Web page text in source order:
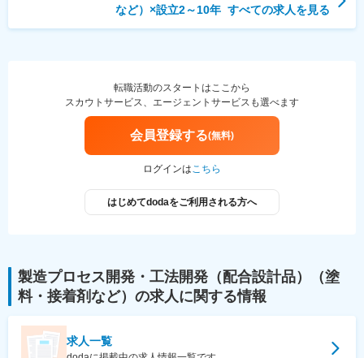
など） ×設立2～10年 すべての求人を見る
転職活動のスタートはここから
スカウトサービス、エージェントサービスも選べます
会員登録する(無料)
ログインはこちら
はじめてdodaをご利用される方へ
製造プロセス開発・工法開発（配合設計品）（塗
料・接着剤など） の求人に関する情報
求人一覧